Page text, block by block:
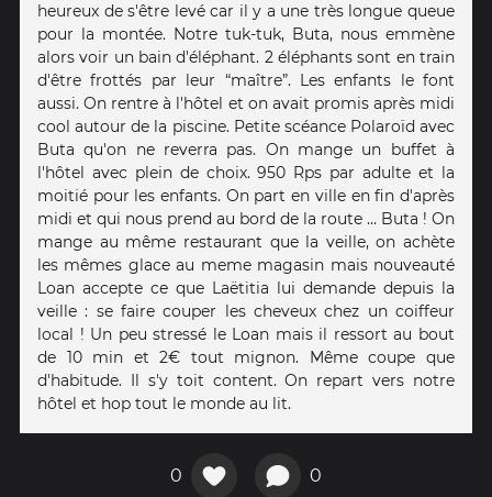
heureux de s'être levé car il y a une très longue queue
pour la montée. Notre tuk-tuk, Buta, nous emmène
alors voir un bain d'éléphant. 2 éléphants sont en train
d'être frottés par leur “maître”. Les enfants le font
aussi. On rentre à l'hôtel et on avait promis après midi
cool autour de la piscine. Petite scéance Polaroïd avec
Buta qu'on ne reverra pas. On mange un buffet à
l'hôtel avec plein de choix. 950 Rps par adulte et la
moitié pour les enfants. On part en ville en fin d'après
midi et qui nous prend au bord de la route … Buta ! On
mange au même restaurant que la veille, on achète
les mêmes glace au meme magasin mais nouveauté
Loan accepte ce que Laëtitia lui demande depuis la
veille : se faire couper les cheveux chez un coiffeur
local ! Un peu stressé le Loan mais il ressort au bout
de 10 min et 2€ tout mignon. Même coupe que
d'habitude. Il s'y toit content. On repart vers notre
hôtel et hop tout le monde au lit.
0 0